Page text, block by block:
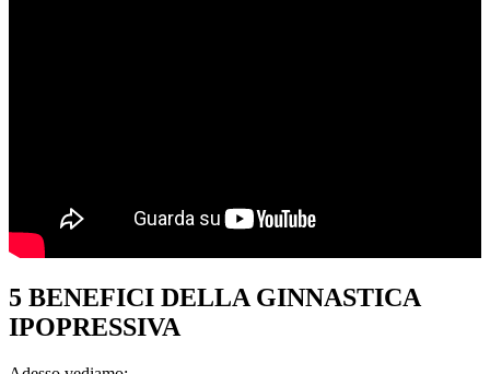
5 BENEFICI DELLA GINNASTICA
IPOPRESSIVA